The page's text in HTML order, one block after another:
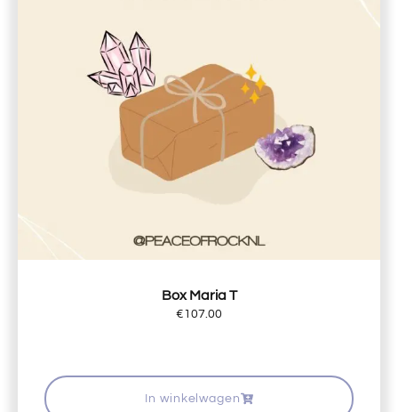
Box Maria T
€107.00
In winkelwagen